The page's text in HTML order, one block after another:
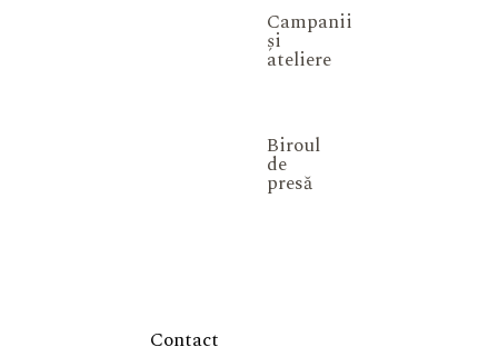
Campanii
și
ateliere
Biroul
de
presă
Contact